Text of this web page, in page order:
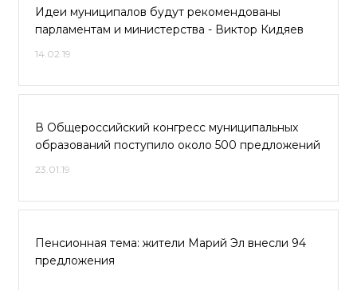
Идеи муниципалов будут рекомендованы
парламентам и министерства - Виктор Кидяев
14.02.19
В Общероссийский конгресс муниципальных
образований поступило около 500 предложений
23.01.19
Пенсионная тема: жители Марий Эл внесли 94
предложения